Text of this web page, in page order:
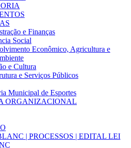
e Finanças
Social
Econômico, Agricultura e
e Cultura
e Serviços Públicos
Municipal de Esportes
ORGANIZACIONAL
| PROCESSOS | EDITAL LEI